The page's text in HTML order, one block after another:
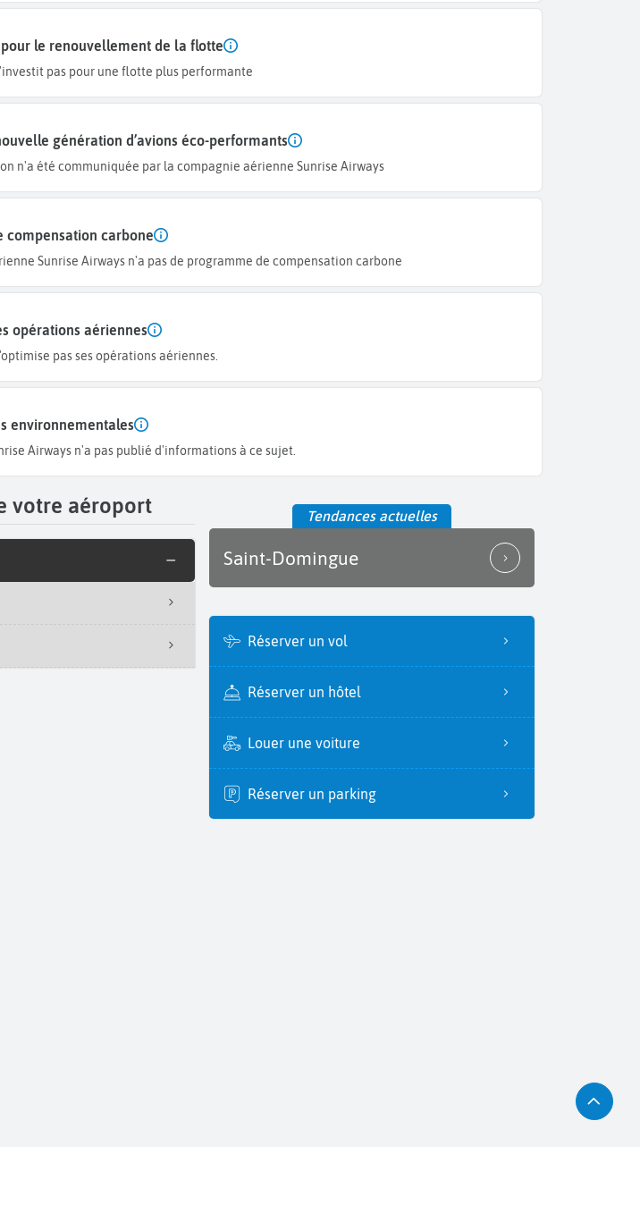
le renouvellement de la flotte
pas pour une flotte plus performante
génération d’avions éco-performants
n'a été communiquée par la compagnie aérienne Sunrise Airways
compensation carbone
Sunrise Airways n'a pas de programme de compensation carbone
opérations aériennes
pas ses opérations aériennes.
environnementales
Airways n'a pas publié d'informations à ce sujet.
votre aéroport Tendances actuelles
Saint-Domingue
Réserver un vol
Réserver un hôtel
Louer une voiture
Réserver un parking